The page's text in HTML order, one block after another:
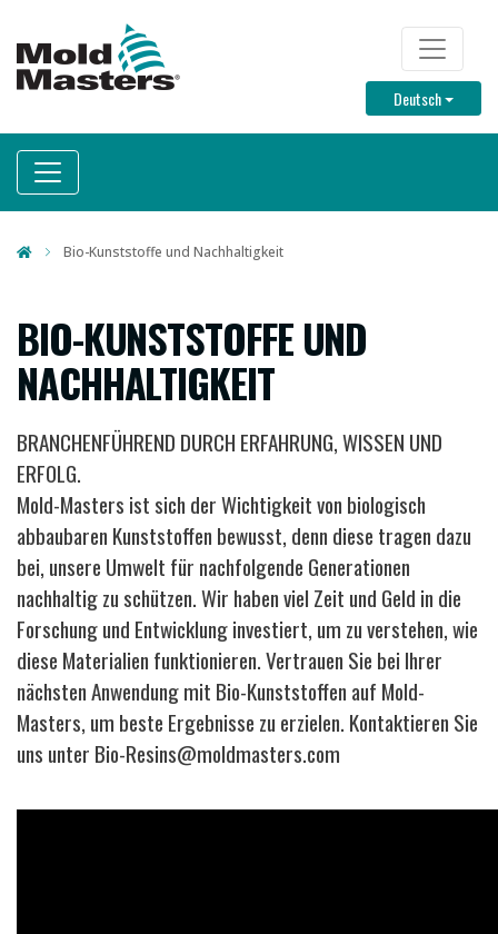
TOP
DeutschToggle
Bio-Kunststoffe und Nachhaltigkeit
BIO-KUNSTSTOFFE UND
NACHHALTIGKEIT
BRANCHENFÜHREND DURCH ERFAHRUNG, WISSEN UND
ERFOLG.
Mold-Masters ist sich der Wichtigkeit von biologisch
abbaubaren Kunststoffen bewusst, denn diese tragen dazu
bei, unsere Umwelt für nachfolgende Generationen
nachhaltig zu schützen. Wir haben viel Zeit und Geld in die
Forschung und Entwicklung investiert, um zu verstehen, wie
diese Materialien funktionieren. Vertrauen Sie bei Ihrer
nächsten Anwendung mit Bio-Kunststoffen auf Mold-
Masters, um beste Ergebnisse zu erzielen. Kontaktieren Sie
uns unter Bio-Resins@moldmasters.com